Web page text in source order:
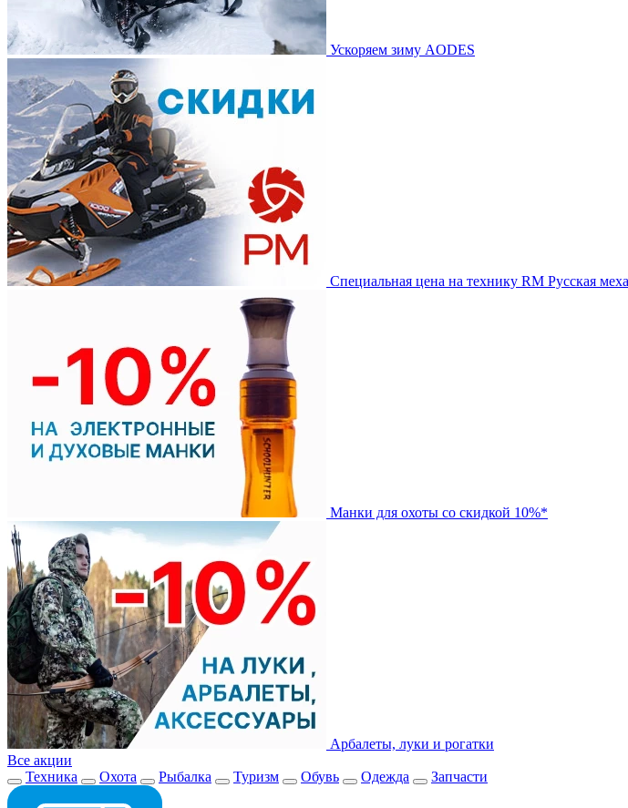
Ускоряем зиму AODES
Специальная цена на технику RM Русская
Манки для охоты со скидкой 10%*
Арбалеты, луки и рогатки
Все акции
Техника
Охота Рыбалка Туризм Обувь Одежда Запчасти